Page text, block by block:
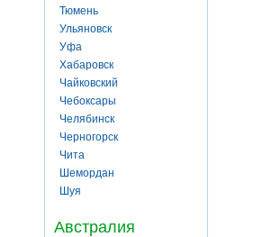
Тюмень
Ульяновск
Уфа
Хабаровск
Чайковский
Чебоксары
Челябинск
Черногорск
Чита
Шемордан
Шуя
Австралия